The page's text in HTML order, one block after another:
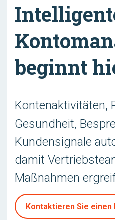
beginnt
Kontenaktivitäten,
Gesundheit,
Kundensignale
damit
Maßnahmen
Kontaktieren Sie einen